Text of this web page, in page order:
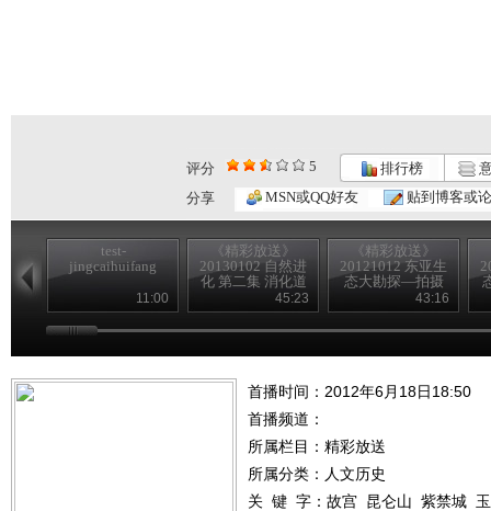
评分 5 排行榜
分享
MSN或QQ好友 贴到博客或
test-
jingcaihuifang
11:00
《精彩放送》
20130102 自然进
化 第二集 消化道
45:23
《精彩放送》
20121012 东亚生
态大勘探—拍摄
43:16
首播时间：2012年6月18日18:50
首播频道：
所属栏目： 精彩放送
所属分类：人文历史
关 键 字： 故宫 昆仑山 紫禁城